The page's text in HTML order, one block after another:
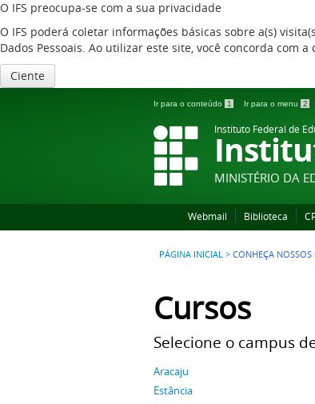
O IFS preocupa-se com a sua privacidade
O IFS poderá coletar informações básicas sobre a(s)
Dados Pessoais. Ao utilizar este site, você concorda com
Ciente
Ir para o conteúdo 1 Ir para o menu 2
Instituto Federal de
MINISTÉRIO DA
Webmail Biblioteca
PÁGINA INICIAL > CONHEÇA NOSSOS
Cursos
Selecione o campus
Aracaju
Estância